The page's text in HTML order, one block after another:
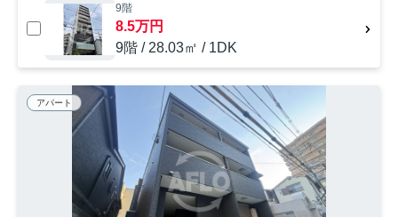
9階
8.5万円
9階 / 28.03㎡ / 1DK
アパート